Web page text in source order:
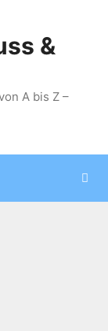
&
A bis Z –